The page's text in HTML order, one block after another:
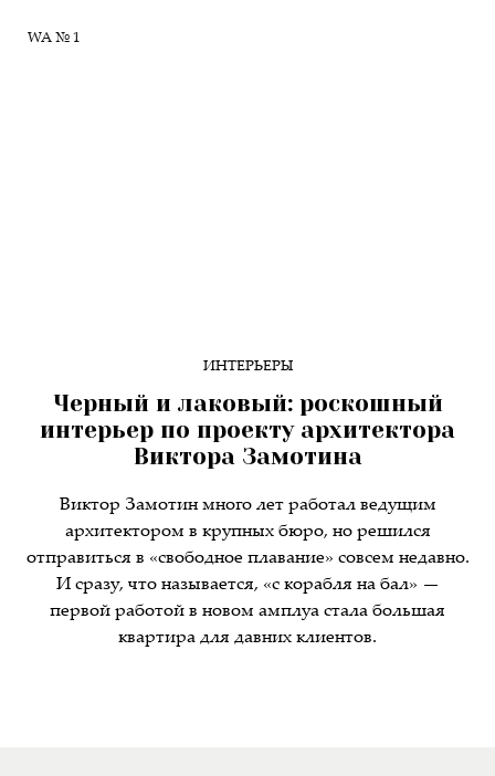
WA № 1
ИНТЕРЬЕРЫ
Черный и лаковый: роскошный
интерьер по проекту архитектора
Виктора Замотина
Виктор Замотин много лет работал ведущим
архитектором в крупных бюро, но решился
отправиться в «свободное плавание» совсем недавно.
И сразу, что называется, «с корабля на бал» —
первой работой в новом амплуа стала большая
квартира для давних клиентов.